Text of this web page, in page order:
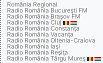
România Regional
Radio România Bucureşti FM
Radio România Braşov FM
Radio România Cluj
Radio România Constanţa
Radio România Vacanţa
Radio România Oltenia-Craiova
Radio România Iaşi
Radio România Reşiţa
Radio România Târgu Mureş